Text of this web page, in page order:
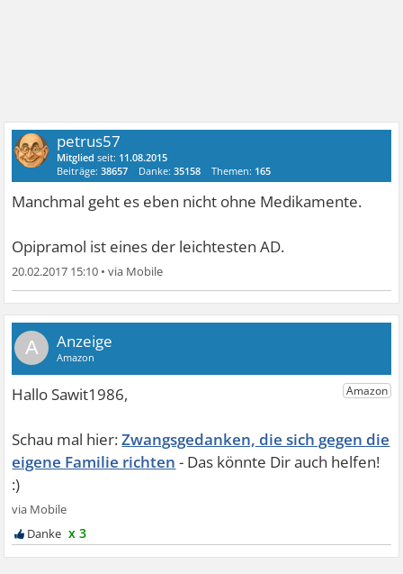
petrus57
Mitglied seit: 11.08.2015
Beiträge:38657 Danke:35158 Themen: 165
Manchmal geht es eben nicht ohne Medikamente.
Opipramol ist eines der leichtesten AD.
20.02.2017 15:10 •
A
Zwangsgedanken, die sich gegen die
eigene Familie richten
x 3